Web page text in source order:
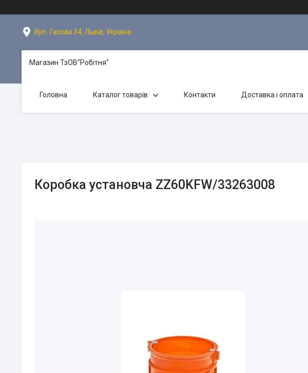
Вул. Газова 34, Львів, Україна
Магазин ТзОВ"Робітня"
Головна Каталог товарів Контакти Доставка і оплата
Коробка установча ZZ60KFW/33263008